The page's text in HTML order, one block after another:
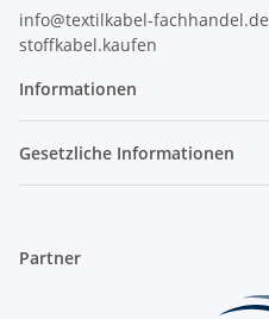
info@textilkabel-fachhandel.de
stoffkabel.kaufen
Informationen
Gesetzliche Informationen
Partner